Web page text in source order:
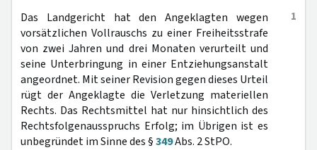
1
Das Landgericht hat den Angeklagten wegen
vorsätzlichen Vollrauschs zu einer Freiheitsstrafe
von zwei Jahren und drei Monaten verurteilt und
seine Unterbringung in einer Entziehungsanstalt
angeordnet. Mit seiner Revision gegen dieses Urteil
rügt der Angeklagte die Verletzung materiellen
Rechts. Das Rechtsmittel hat nur hinsichtlich des
Rechtsfolgenausspruchs Erfolg; im Übrigen ist es
unbegründet im Sinne des §349Abs. 2 StPO.